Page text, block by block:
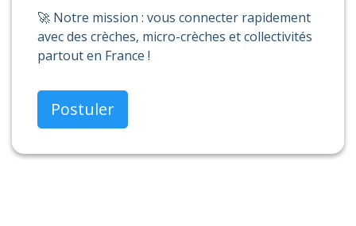
🚀 Notre mission : vous connecter rapidement
avec des crèches, micro-crèches et collectivités
partout en France !
Postuler